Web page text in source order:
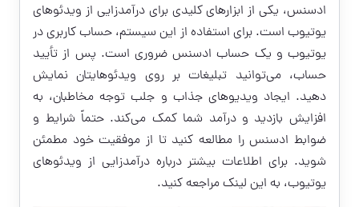
ادسنس، یکی از ابزارهای کلیدی برای درآمدزایی از ویدئوهای
یوتیوب است. برای استفاده از این سیستم، حساب کاربری در
یوتیوب و یک حساب ادسنس ضروری است. پس از تأیید
حساب، می‌توانید تبلیغات بر روی ویدئوهایتان نمایش
دهید. ایجاد ویدیوهای جذاب و جلب توجه مخاطبان، به
افزایش بازدید و درآمد شما کمک می‌کند. حتماً شرایط و
ضوابط ادسنس را مطالعه کنید تا از موفقیت خود مطمئن
شوید. برای اطلاعات بیشتر درباره درآمدزایی از ویدئوهای
یوتیوب، به این لینکمراجعه کنید.